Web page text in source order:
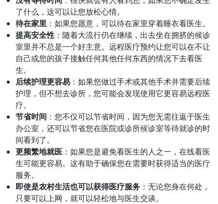
了什么，这可以让您放松心情。
待在家里 ：如果您愿意，可以待在家里穿着睡衣看医生。
提高安全性 ：随着大流行仍在继续，出去坐在拥挤的候诊
室里并不总是一个好主意。远程医疗预约让您可以在不让
自己或您的孩子接触任何其他任何东西的情况下去看医
生。
后续护理更容易 ：如果您做过手术或其他手术并需要后续
护理，但不想去诊所，您可能会发现使用它更容易远程医
疗。
节省时间 ：您不仅可以节省时间，因为您无需往返于医生
办公室，还可以节省您在医院或诊所候诊室等待就诊的时
间看到了。
更频繁地就医 ：如果您是避免看医生的人之一，在线看医
生可能更容易。这有助于确保您在需要时获得适当的医疗
服务。
即使是农村生活也可以获得医疗服务 ：无论您身在何处，
只要可以上网，就可以轻松地与医生交谈。